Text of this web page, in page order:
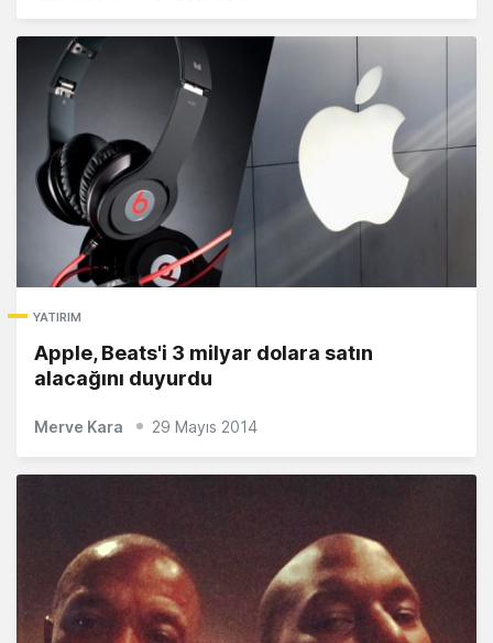
YATIRIM
Apple, Beats'i 3 milyar dolara satın
alacağını duyurdu
Merve Kara 29 Mayıs 2014